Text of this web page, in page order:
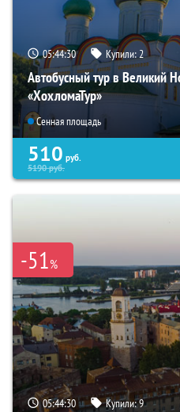
05:44:29 Купили:2
Автобусный тур в Великий
«ХохломаТур»
Сенная площадь
510 руб.
5190руб.
-51%
05:44:29 Купили:9